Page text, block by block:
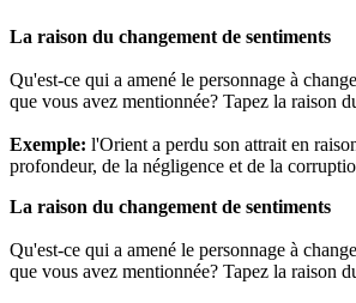
La raison du changement de sentiments
Qu'est-ce qui a amené le personnage à
que vous avez mentionnée? Tapez la raison
Exemple: l'Orient a perdu son attrait en
profondeur, de la négligence et de la
La raison du changement de sentiments
Qu'est-ce qui a amené le personnage à
que vous avez mentionnée? Tapez la raison